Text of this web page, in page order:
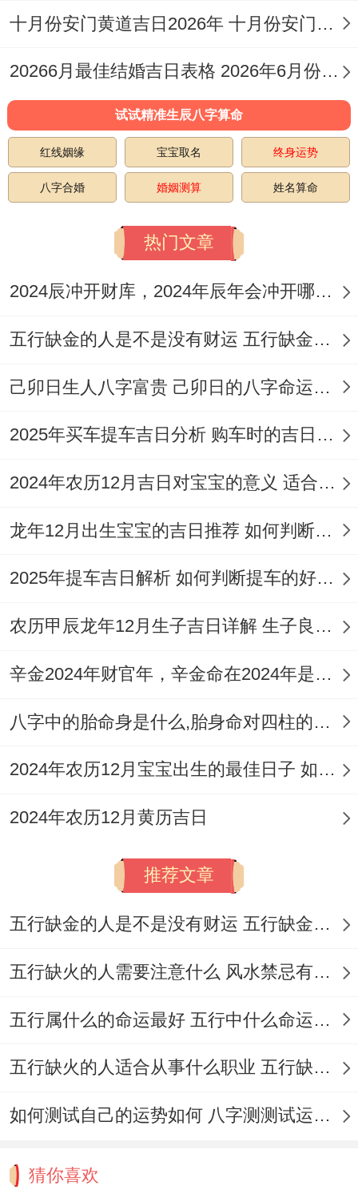
福，求嗣、开光，解除、进人口，入宅、搬
匾，忌安葬，纳畜、出行，行丧、伐木，栽
种、造庙，造桥，此日「开光」跟着「解
除」并存...适合为新房举行净化仪式，或解
决建造过程中的部分阻滞。
月12日差不多）及八月初六（阳历2026年9
日，具体需查阅详细黄历并结合个人命理核
定！
火势强旺；变成「火炎土燥」之年！本年太
岁方位再正南（午方），岁破方再正北（子
九星进入下元九运的九紫离火运初期、火气
主导，建筑需注意调与此能量，避免失衡。
者为本命年属鼠者冲太岁，属牛者害太岁，
此三生肖者再动土、奠基等关键仪式中需格
生肖;如吉日中常出现的冲鸡、冲鼠、冲兔
等；家中若有该生肖成员，应避免再相冲日
盖房动土方位禁忌
：2026年太岁临正南
「太岁头上动土」就是大忌,切忌再此方进行
挖掘、奠基、打桩等剧烈土工作业，以免触
怒太岁,招致灾厄！
不宜兴工动土；尤其避免再此处设置化粪
池、深坑或进行损坏性地基操作，否则易引
中宫禁忌:动土期间。须注意保护房屋的
位置（中宫）
建材，保持气场流通，否则会波及整体家运
十月份安门黄道吉日2026年 十月份安门吉日有几天
20266月最佳结婚吉日表格 2026年6月份结婚吉日
试试精准生辰八字算命
红线姻缘 宝宝取名 终身运势
八字合婚 婚姻测算 姓名算命
热门文章
2024辰冲开财库，2024年辰年会冲开哪些人的财库
五行缺金的人是不是没有财运 五行缺金的人命运好不好
己卯日生人八字富贵 己卯日的八字命运如何
2025年买车提车吉日分析 购车时的吉日与禁忌
2024年农历12月吉日对宝宝的意义 适合龙年宝宝出生的日子有哪些
龙年12月出生宝宝的吉日推荐 如何判断吉日是否适合宝宝
2025年提车吉日解析 如何判断提车的好日子
农历甲辰龙年12月生子吉日详解 生子良辰的影响因素
辛金2024年财官年，辛金命在2024年是财官年还是财印年
八字中的胎命身是什么,胎身命对四柱的影响
2024年农历12月宝宝出生的最佳日子 如何挑选适合的吉日
2024年农历12月黄历吉日
推荐文章
五行缺金的人是不是没有财运 五行缺金的人命运好不好
五行缺火的人需要注意什么 风水禁忌有哪些
五行属什么的命运最好 五行中什么命运势旺盛
五行缺火的人适合从事什么职业 五行缺火的人适合从事的职业有哪些
如何测试自己的运势如何 八字测测试运运程
猜你喜欢